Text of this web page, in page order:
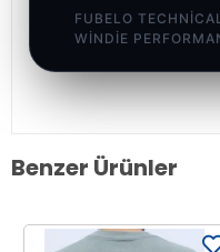
FUBELO
WINDIE
Benzer Ürünler